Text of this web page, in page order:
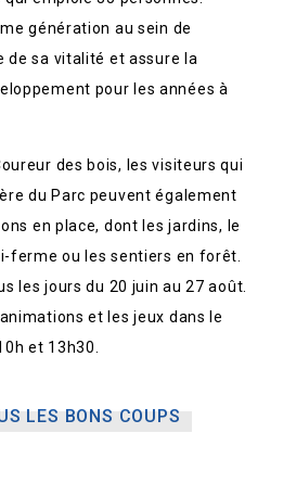
génération au sein de
de sa vitalité et assure la
pour les années à
des bois, les visiteurs qui
du Parc peuvent également
en place, dont les jardins, le
ferme ou les sentiers en forêt.
les jours du 20 juin au 27 août.
et les jeux dans le
et 13h30.
LES BONS COUPS